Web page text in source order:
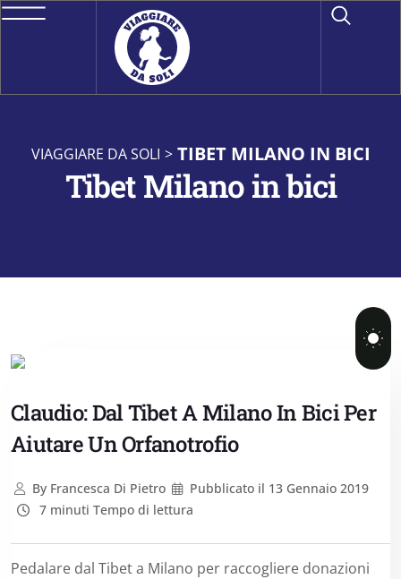
VIAGGIARE DA SOLI > TIBET MILANO IN BICI
Tibet Milano in bici
Claudio: Dal Tibet A Milano In Bici Per
Aiutare Un Orfanotrofio
ByFrancesca Di Pietro Pubblicato il 13 Gennaio 2019
7 minuti Tempo di lettura
Pedalare dal Tibet a Milano per raccogliere donazioni